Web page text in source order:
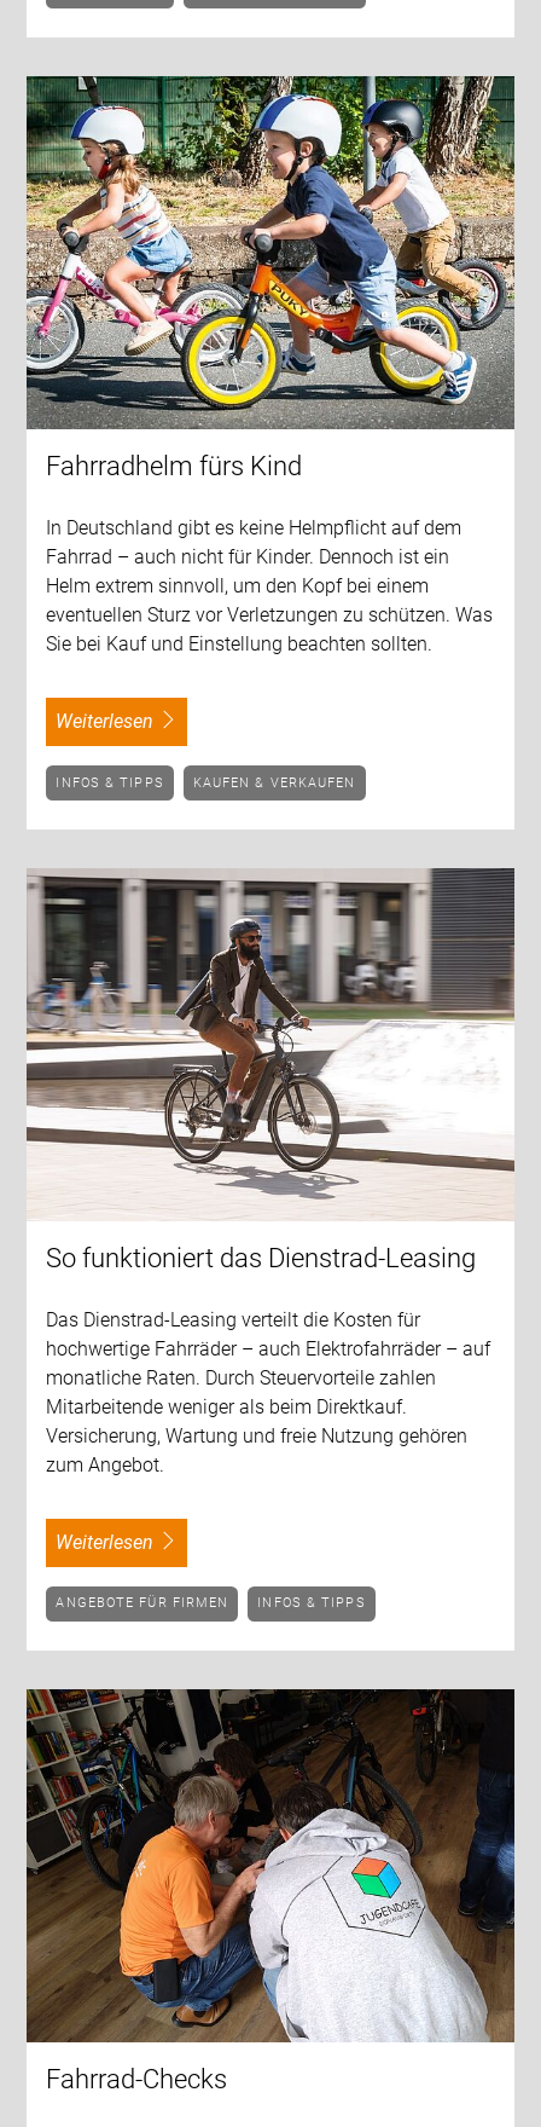
Fahrradhelm fürs Kind
In Deutschland gibt es keine Helmpflicht auf dem
Fahrrad – auch nicht für Kinder. Dennoch ist ein
Helm extrem sinnvoll, um den Kopf bei einem
eventuellen Sturz vor Verletzungen zu schützen. Was
Sie bei Kauf und Einstellung beachten sollten.
weiterlesen
INFOS & TIPPS KAUFEN & VERKAUFEN
So funktioniert das Dienstrad-Leasing
Das Dienstrad-Leasing verteilt die Kosten für
hochwertige Fahrräder – auch Elektrofahrräder – auf
monatliche Raten. Durch Steuervorteile zahlen
Mitarbeitende weniger als beim Direktkauf.
Versicherung, Wartung und freie Nutzung gehören
zum Angebot.
weiterlesen
ANGEBOTE FÜR FIRMEN INFOS & TIPPS
Fahrrad-Checks